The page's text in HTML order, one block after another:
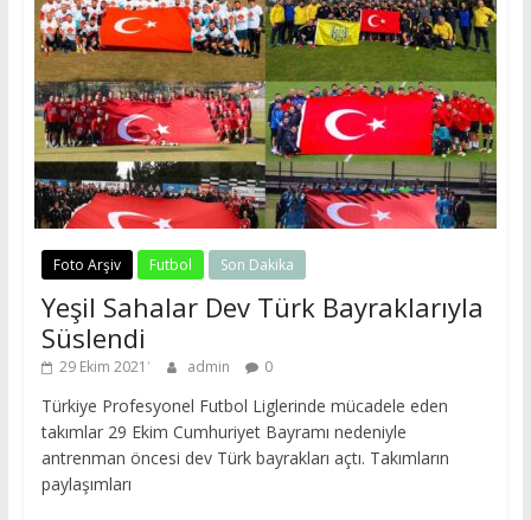
Foto Arşiv Futbol Son Dakika
Yeşil Sahalar Dev Türk Bayraklarıyla
Süslendi
29 Ekim 2021 admin 0
Türkiye Profesyonel Futbol Liglerinde mücadele eden
takımlar 29 Ekim Cumhuriyet Bayramı nedeniyle
antrenman öncesi dev Türk bayrakları açtı. Takımların
paylaşımları